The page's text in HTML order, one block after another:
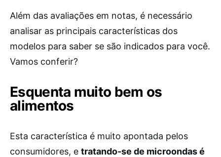
Além das avaliações em notas, é necessário
analisar as principais características dos
modelos para saber se são indicados para você.
Vamos conferir?
Esquenta muito bem os
alimentos
Esta característica é muito apontada pelos
consumidores, e tratando-se de microondas é